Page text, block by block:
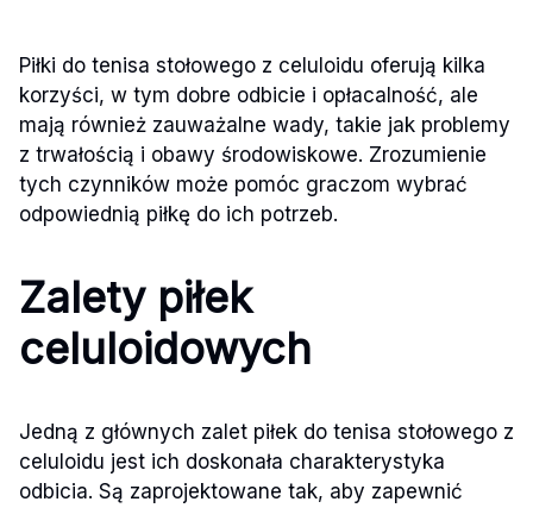
Piłki do tenisa stołowego z celuloidu oferują kilka
korzyści, w tym dobre odbicie i opłacalność, ale
mają również zauważalne wady, takie jak problemy
z trwałością i obawy środowiskowe. Zrozumienie
tych czynników może pomóc graczom wybrać
odpowiednią piłkę do ich potrzeb.
Zalety piłek
celuloidowych
Jedną z głównych zalet piłek do tenisa stołowego z
celuloidu jest ich doskonała charakterystyka
odbicia. Są zaprojektowane tak, aby zapewnić